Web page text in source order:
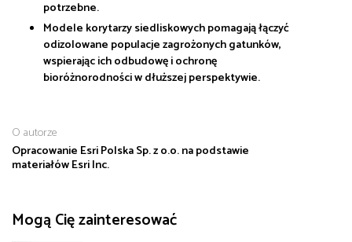
potrzebne.
Modele korytarzy siedliskowych pomagają łączyć
odizolowane populacje zagrożonych gatunków,
wspierając ich odbudowę i ochronę
bioróżnorodności w dłuższej perspektywie.
O autorze
Opracowanie Esri Polska Sp. z o.o. na podstawie
materiałów Esri Inc.
Mogą Cię zainteresować